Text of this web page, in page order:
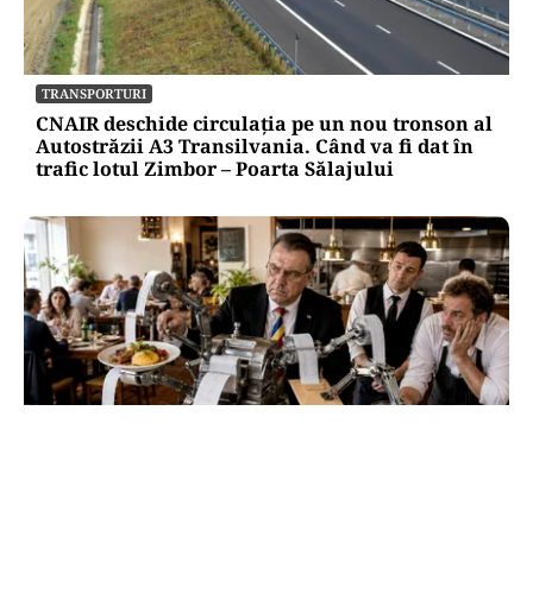
TRANSPORTURI
CNAIR deschide circulația pe un nou tronson al
Autostrăzii A3 Transilvania. Când va fi dat în
trafic lotul Zimbor – Poarta Sălajului